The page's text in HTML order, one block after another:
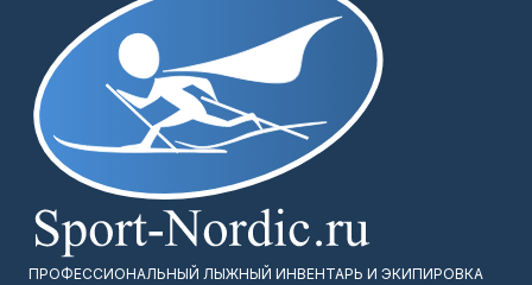
ПРОФЕССИОНАЛЬНЫЙ ЛЫЖНЫЙ ИНВЕНТАРЬ И ЭКИПИРОВКА